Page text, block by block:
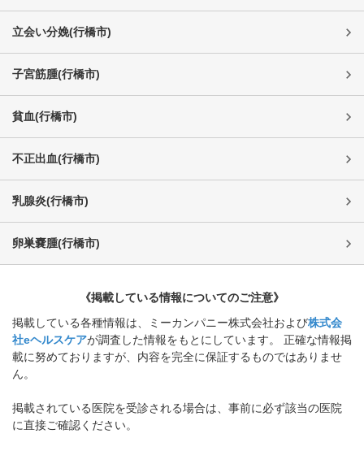
立会い分娩(行橋市)
子宮筋腫(行橋市)
貧血(行橋市)
不正出血(行橋市)
乳腺炎(行橋市)
卵巣嚢腫(行橋市)
《掲載している情報についてのご注意》
掲載している各種情報は、ミーカンパニー株式会社および株式会
社eヘルスケアが調査した情報をもとにしています。 正確な情報掲
載に努めておりますが、内容を完全に保証するものではありませ
ん。
掲載されている医院を受診される場合は、事前に必ず該当の医院
に直接ご確認ください。